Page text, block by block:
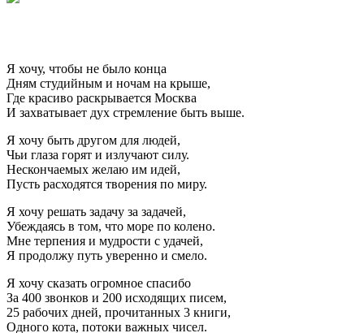
Я хочу, чтобы не было конца
Дням студийным и ночам на крыше,
Где красиво раскрывается Москва
И захватывает дух стремление быть выше.
Я хочу быть другом для людей,
Чьи глаза горят и излучают силу.
Нескончаемых желаю им идей,
Пусть расходятся творения по миру.
Я хочу решать задачу за задачей,
Убеждаясь в том, что море по колено.
Мне терпения и мудрости с удачей,
Я продолжу путь уверенно и смело.
Я хочу сказать огромное спасибо
За 400 звонков и 200 исходящих писем,
25 рабочих дней, прочитанных 3 книги,
Одного кота, потоки важных чисел.